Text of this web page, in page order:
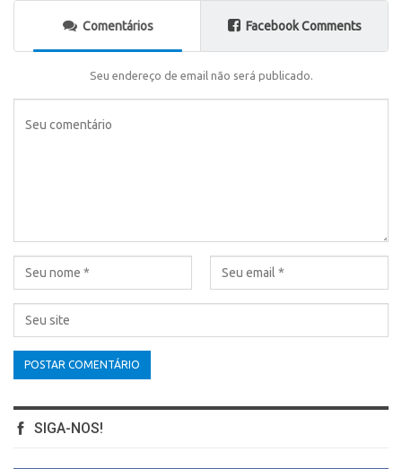
Comentários Facebook Comments
Seu endereço de email não será publicado.
SIGA-NOS!